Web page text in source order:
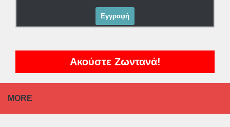
Ακούστε Ζωντανά!
MORE